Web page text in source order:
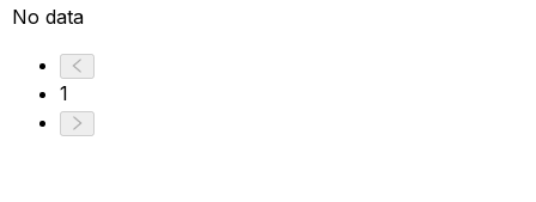
No data
1